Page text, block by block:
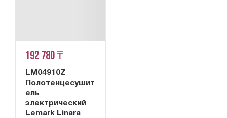
192 780 ₸
LM04910Z
Полотенцесушит
ель
электрический
Lemark Linara